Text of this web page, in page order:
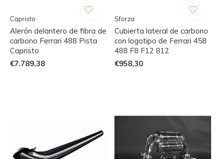
Capristo
Alerón delantero de fibra de
carbono Ferrari 488 Pista
Capristo
€7.789,38
Sforza
Cubierta lateral de carbono
con logotipo de Ferrari 458
488 F8 F12 812
€958,30